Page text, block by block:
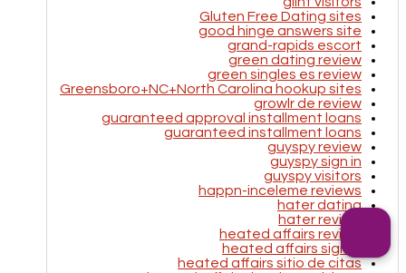
Gluten Free Dating sites
good hinge answers site
grand-rapids escort
green dating review
green singles es review
Greensboro+NC+North Carolina hookup sites
growlr de review
guaranteed approval installment loans
guaranteed installment loans
guyspy review
guyspy sign in
guyspy visitors
happn-inceleme reviews
hater dating
hater review
heated affairs review
heated affairs sign in
heated affairs sitio de citas